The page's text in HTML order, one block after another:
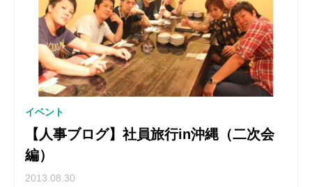
イベント
【人事ブログ】社員旅行in沖縄（二次会
編）
2013.08.30